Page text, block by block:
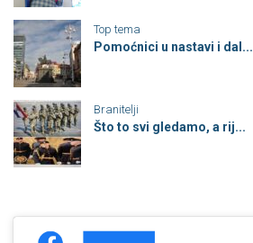
Top tema
Pomoćnici u nastavi i dal...
Branitelji
Što to svi gledamo, a rij...